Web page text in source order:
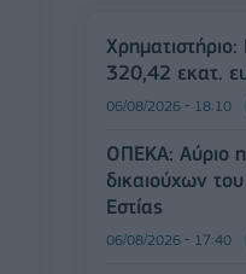
320,42 εκατ.
06/08/2026 - 18:10
ΟΠΕΚΑ: Αύριο
δικαιούχων
Εστίας
06/08/2026 - 17:40